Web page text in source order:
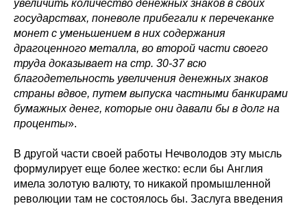
увеличить количество денежных знаков в своих
государствах, поневоле прибегали к перечеканке
монет с уменьшением в них содержания
драгоценного металла, во второй части своего
труда доказывает на стр. 30-37 всю
благодетельность увеличения денежных знаков
страны вдвое, путем выпуска частными банкирами
бумажных денег, которые они давали бы в долг на
проценты».
В другой части своей работы Нечволодов эту мысль
формулирует еще более жестко: если бы Англия
имела золотую валюту, то никакой промышленной
революции там не состоялось бы. Заслуга введения